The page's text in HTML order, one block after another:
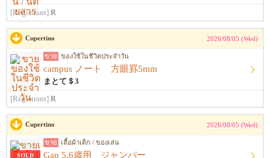
[Registrant] R
Cupertino 2026/08/05 (Wed)
ขาย ของใช้ในชีวิตประจำวัน
campus ノート 方眼罫5mm
まとて＄3
[Registrant] R
Cupertino 2026/08/05 (Wed)
SOLD
ขาย เสื้อผ้าเด็ก / ของเล่น
Gap 5.6歳用 ジャンパー